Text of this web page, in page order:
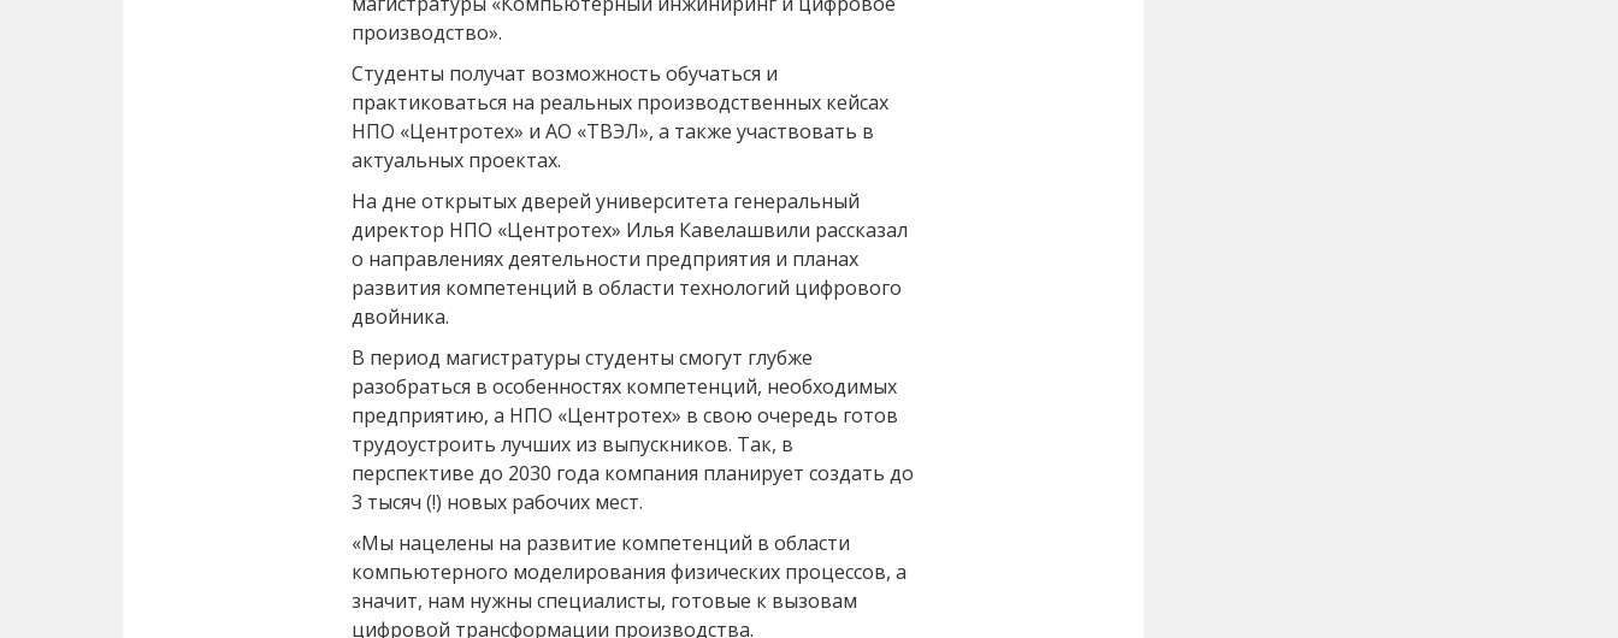
производство».
Студенты получат возможность обучаться и
практиковаться на реальных производственных кейсах
НПО «Центротех» и АО «ТВЭЛ», а также участвовать в
актуальных проектах.
На дне открытых дверей университета генеральный
директор НПО «Центротех» Илья Кавелашвили рассказал
о направлениях деятельности предприятия и планах
развития компетенций в области технологий цифрового
двойника.
В период магистратуры студенты смогут глубже
разобраться в особенностях компетенций, необходимых
предприятию, а НПО «Центротех» в свою очередь готов
трудоустроить лучших из выпускников. Так, в
перспективе до 2030 года компания планирует создать до
3 тысяч (!) новых рабочих мест.
«Мы нацелены на развитие компетенций в области
компьютерного моделирования физических процессов, а
значит, нам нужны специалисты, готовые к вызовам
цифровой трансформации производства.